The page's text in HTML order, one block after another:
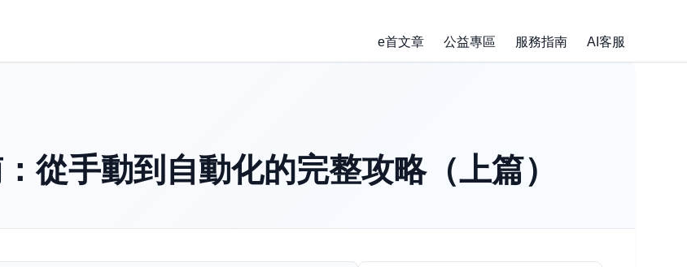
e首文章 公益專區 服務指南 AI客服
從手動到自動化的完整攻略（上篇）